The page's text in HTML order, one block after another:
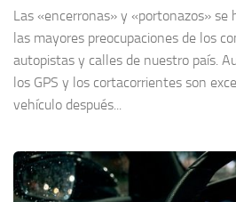
Las «encerronas» y «portonazos»
las mayores preocupaciones de los
autopistas y calles de nuestro país.
los GPS y los cortacorrientes son
vehículo después...